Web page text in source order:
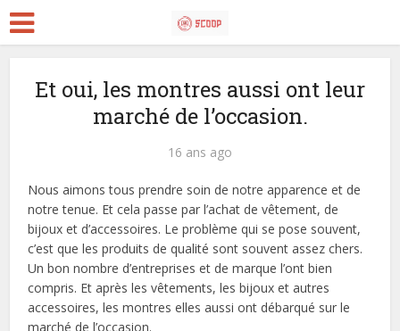
Et oui, les montres aussi ont leur
marché de l’occasion.
16 ans ago
Nous aimons tous prendre soin de notre apparence et de
notre tenue. Et cela passe par l’achat de vêtement, de
bijoux et d’accessoires. Le problème qui se pose souvent,
c’est que les produits de qualité sont souvent assez chers.
Un bon nombre d’entreprises et de marque l’ont bien
compris. Et après les vêtements, les bijoux et autres
accessoires, les montres elles aussi ont débarqué sur le
marché de l’occasion.